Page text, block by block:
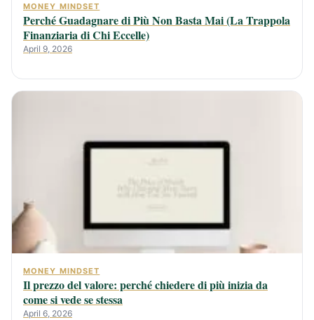
MONEY MINDSET
Perché Guadagnare di Più Non Basta Mai (La Trappola
Finanziaria di Chi Eccelle)
April 9, 2026
MONEY MINDSET
Il prezzo del valore: perché chiedere di più inizia da
come si vede se stessa
April 6, 2026